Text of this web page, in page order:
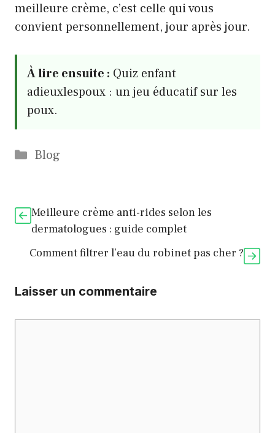
meilleure crème, c’est celle qui vous
convient personnellement, jour après jour.
À lire ensuite : Quiz enfant
adieuxlespoux : un jeu éducatif sur les
poux.
Catégories
Blog
Meilleure crème anti-rides selon les
dermatologues : guide complet
Comment filtrer l’eau du robinet pas cher ?
Laisser un commentaire